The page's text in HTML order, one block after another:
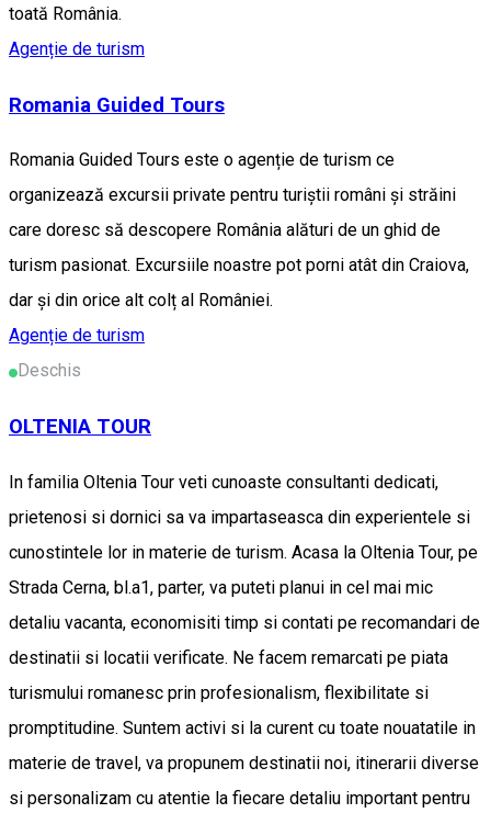
toată România.
Agenție de turism
Romania Guided Tours
Romania Guided Tours este o agenție de turism ce
organizează excursii private pentru turiștii români și străini
care doresc să descopere România alături de un ghid de
turism pasionat. Excursiile noastre pot porni atât din Craiova,
dar și din orice alt colț al României.
Agenție de turism
Deschis
OLTENIA TOUR
In familia Oltenia Tour veti cunoaste consultanti dedicati,
prietenosi si dornici sa va impartaseasca din experientele si
cunostintele lor in materie de turism. Acasa la Oltenia Tour, pe
Strada Cerna, bl.a1, parter, va puteti planui in cel mai mic
detaliu vacanta, economisiti timp si contati pe recomandari de
destinatii si locatii verificate. Ne facem remarcati pe piata
turismului romanesc prin profesionalism, flexibilitate si
promptitudine. Suntem activi si la curent cu toate nouatatile in
materie de travel, va propunem destinatii noi, itinerarii diverse
si personalizam cu atentie la fiecare detaliu important pentru